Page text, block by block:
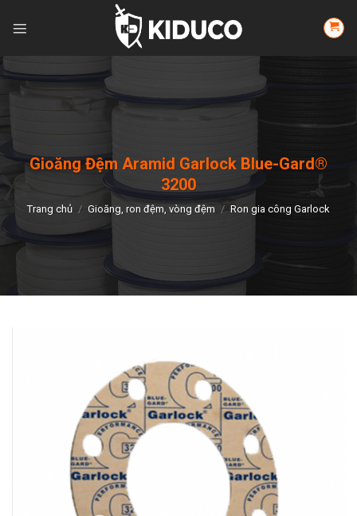
Gioăng Đệm Aramid Garlock Blue-Gard®
3200
Trang chủ / Gioăng, ron đệm, vòng đệm / Ron gia công Garlock